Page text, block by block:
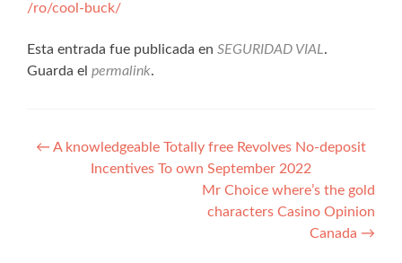
/ro/cool-buck/
Esta entrada fue publicada en SEGURIDAD VIAL.
Guarda el permalink.
Navegación
← A knowledgeable Totally free Revolves No-deposit
Incentives To own September 2022
Mr Choice where’s the gold
characters Casino Opinion
Canada →